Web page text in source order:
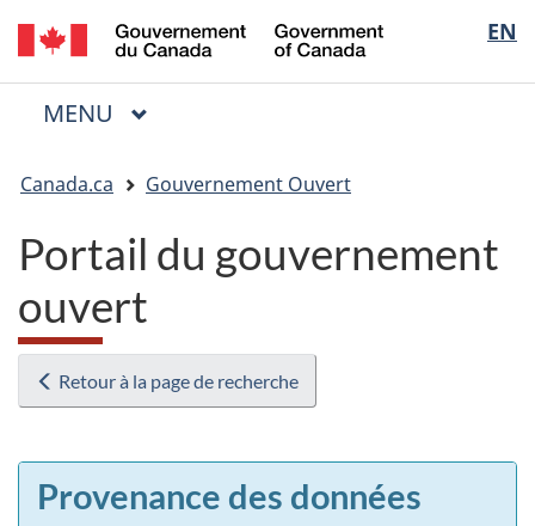
Passer
au
contenu
Passer
à
« Au
Passer
à
la
EN
of
Menu
MENU PRINCIPAL
êtes
ici
Canada.ca Gouvernement Ouvert
Portail du gouvernement
ouvert
Retour à la page de recherche
Provenance des données